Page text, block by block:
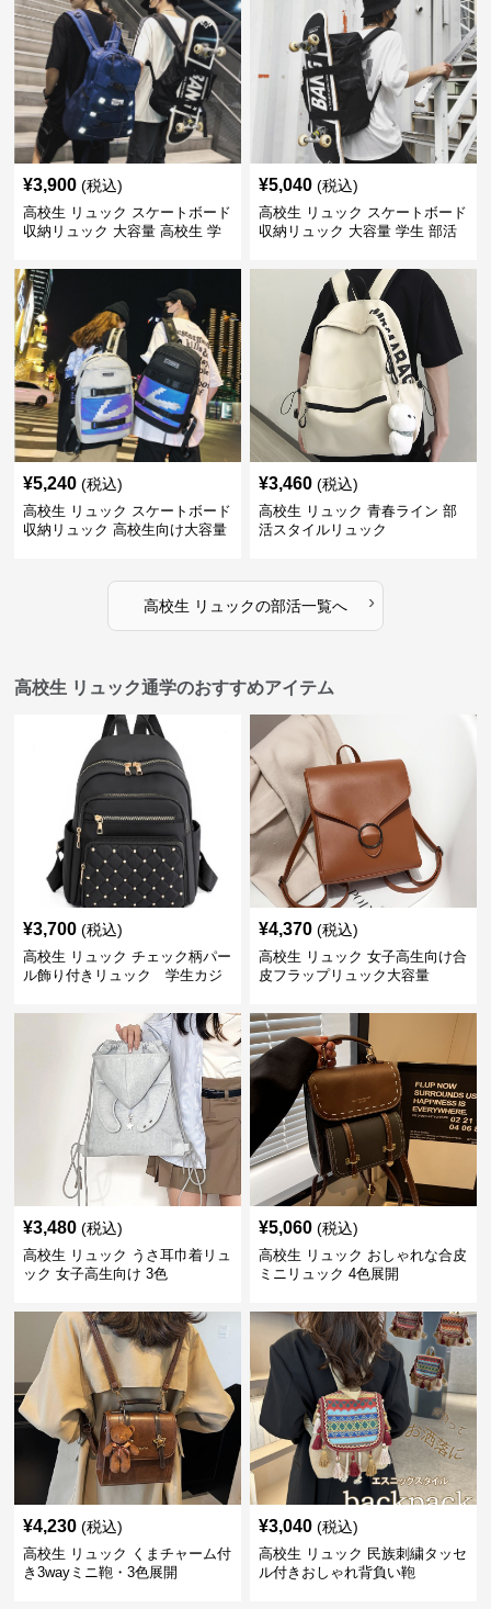
¥3,900 (税込)
高校生 リュック スケートボード
収納リュック 大容量 高校生 学
¥5,040 (税込)
高校生 リュック スケートボード
収納リュック 大容量 学生 部活
¥5,240 (税込)
高校生 リュック スケートボード
収納リュック 高校生向け大容量
¥3,460 (税込)
高校生 リュック 青春ライン 部
活スタイルリュック
高校生 リュックの部活一覧へ ›
高校生 リュック通学のおすすめアイテム
¥3,700 (税込)
高校生 リュック チェック柄パー
ル飾り付きリュック 学生カジ
¥4,370 (税込)
高校生 リュック 女子高生向け合
皮フラップリュック大容量
¥3,480 (税込)
高校生 リュック うさ耳巾着リュ
ック 女子高生向け 3色
¥5,060 (税込)
高校生 リュック おしゃれな合皮
ミニリュック 4色展開
¥4,230 (税込)
高校生 リュック くまチャーム付
き3wayミニ鞄・3色展開
¥3,040 (税込)
高校生 リュック 民族刺繍タッセ
ル付きおしゃれ背負い鞄